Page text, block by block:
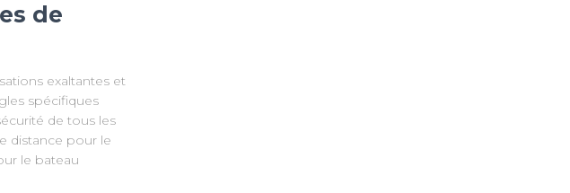
de
exaltantes et
spécifiques
de tous les
distance pour le
le bateau